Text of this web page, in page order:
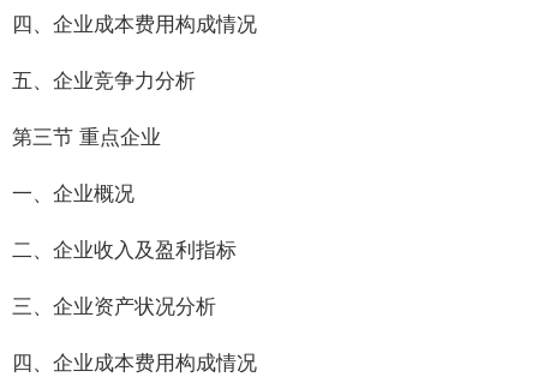
四、企业成本费用构成情况
五、企业竞争力分析
第三节 重点企业
一、企业概况
二、企业收入及盈利指标
三、企业资产状况分析
四、企业成本费用构成情况